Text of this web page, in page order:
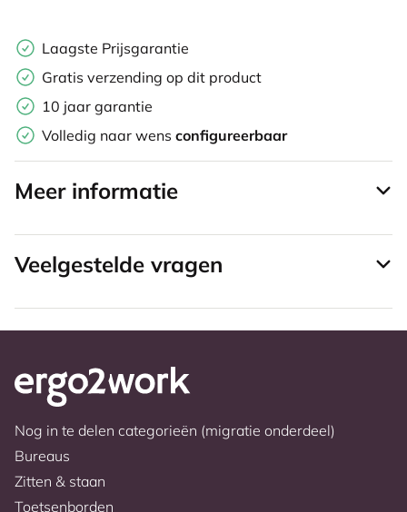
Laagste Prijsgarantie
Gratis verzending op dit product
10 jaar garantie
Volledig naar wens configureerbaar
Meer informatie
Veelgestelde vragen
Nog in te delen categorieën (migratie onderdeel)
Bureaus
Zitten & staan
Toetsenborden